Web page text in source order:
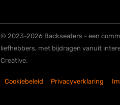
© 2023-2026 Backseaters - een
liefhebbers, met bijdragen vanuit
Creative.
Cookiebeleid Privacyverklaring